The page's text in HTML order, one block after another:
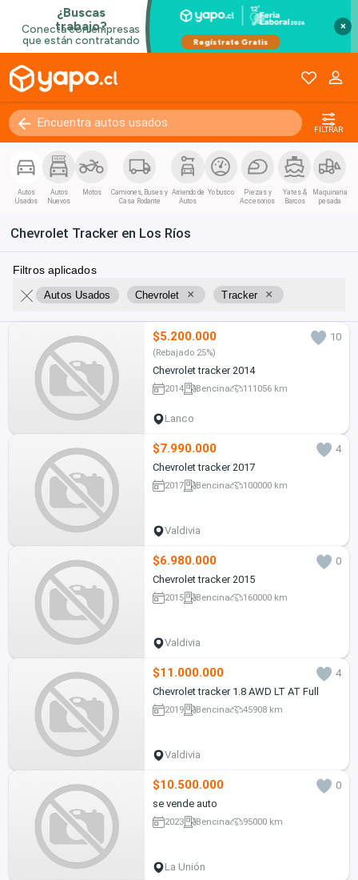
×
FILTRAR
Autos
Usados
Autos
Nuevos
Motos
Camiones, Buses y
Casa Rodante
Arriendo de
Autos
Yo busco
Piezas y
Accesorios
Yates &
Barcos
Maquinaria
pesada
Chevrolet Tracker en Los Ríos
Filtros aplicados
Autos Usados Chevrolet × Tracker ×
$5.200.000 10
(Rebajado 25%)
Chevrolet tracker 2014
2014 Bencina 111056 km
Lanco
$7.990.000
4
Chevrolet tracker 2017
2017 Bencina 100000 km
Valdivia
$6.980.000
0
Chevrolet tracker 2015
2015 Bencina 160000 km
Valdivia
$11.000.000
4
Chevrolet tracker 1.8 AWD LT AT Full
2019 Bencina 45908 km
Valdivia
$10.500.000
0
se vende auto
2023 Bencina 95000 km
La Unión